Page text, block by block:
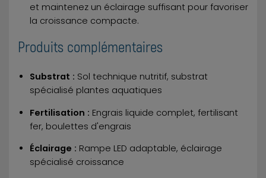
et maintenez un éclairage suffisant pour favoriser
la croissance compacte.
Produits complémentaires
Substrat : Sol technique nutritif, substrat
spécialisé plantes aquatiques
Fertilisation : Engrais liquide complet, fertilisant
fer, boulettes d'engrais
Éclairage : Rampe LED adaptable, éclairage
spécialisé croissance